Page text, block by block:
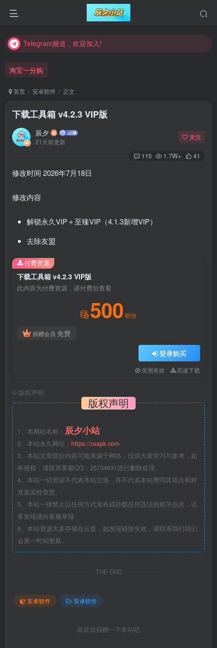
Telegram频道，欢迎加入!
Telegram频道，欢迎加入!
淘宝一分购
首页 安卓软件 正文
下载工具箱 v4.2.3 VIP版
辰夕
21天前更新
关注
115 1.7W+ 41
修改时间 2026年7月18日
修改内容
解锁永久VIP＋至臻VIP（4.1.3新增VIP）
去除友盟
下载工具箱 v4.2.3 VIP版
此内容为付费资源，请付费后查看
500 积分
捐赠会员 免费
登录购买
亲测有效 高速下载
付费资源
© 版权声明
版权声明
1、本网站名称： 辰夕小站
2、本站永久网址： https://cxapk.com
3、本站文章部分内容可能来源于网络，仅供大家学习与参考，如
有侵权，请联系客服QQ：25734631进行删除处理。
4、本站一切资源不代表本站立场，并不代表本站赞同其观点和对
其真实性负责。
5、本站一律禁止以任何方式发布或转载任何违法的相关信息，访
客发现请向客服举报
6、本站资源大多存储在云盘，如发现链接失效，请联系我们我们
会第一时间更新。
THE END
安卓软件 安卓软件
喜欢就捐赠一下本站吧